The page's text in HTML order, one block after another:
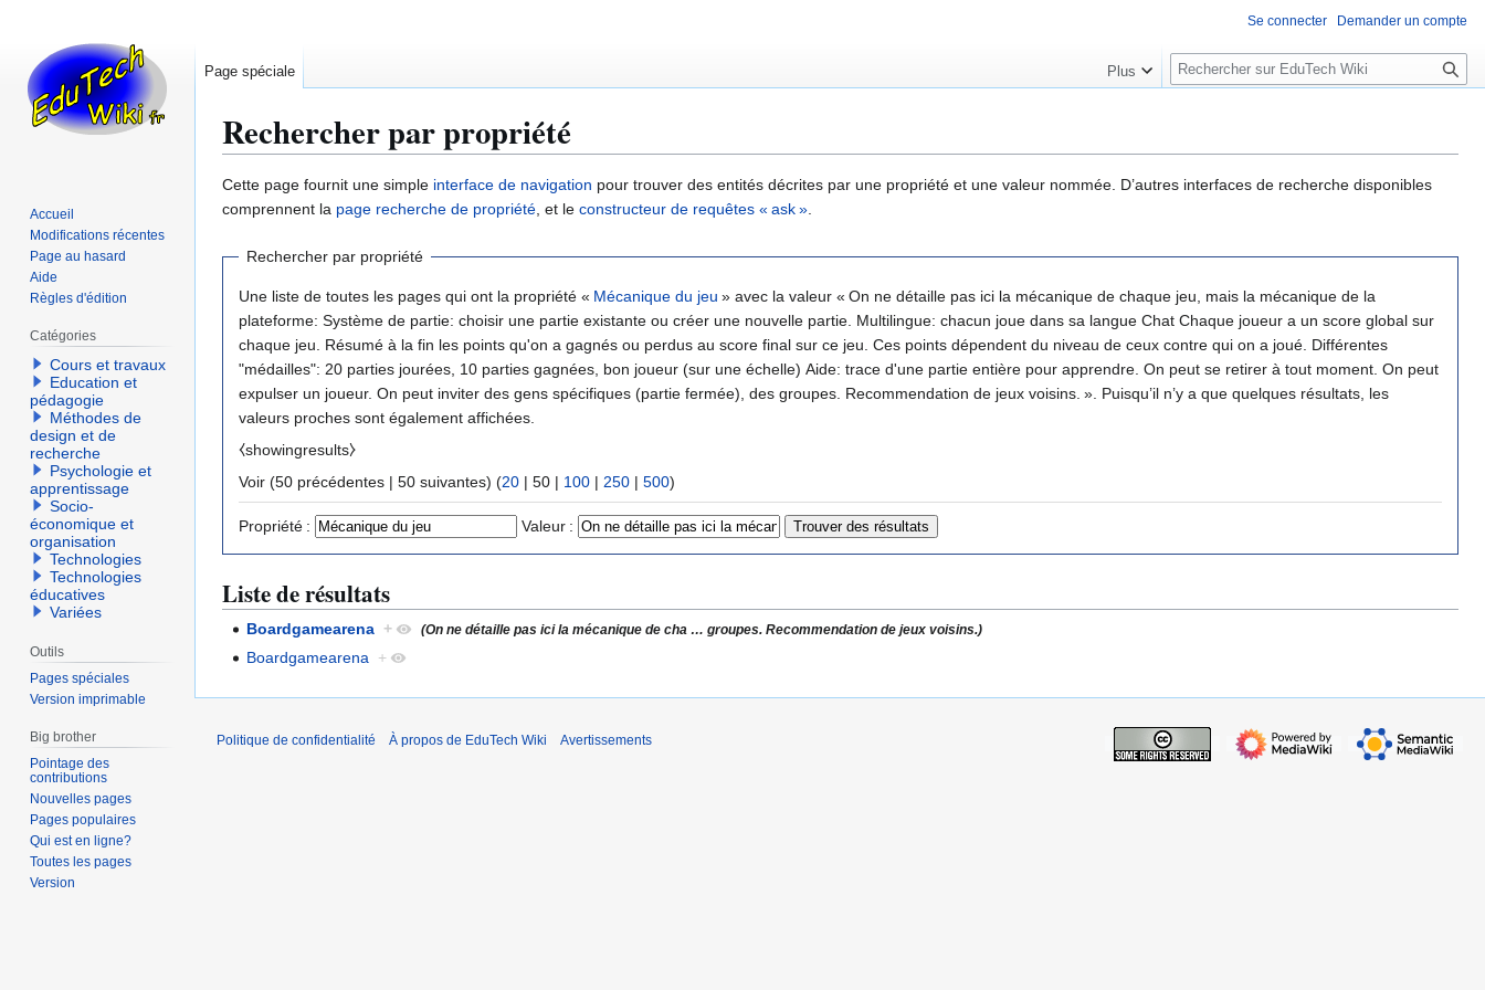
Rechercher par propriété
Aller
à
navigation
Aller
à
recherche
Cette page fournit une simple interface de navigation pour trouver des entités décrites par une propriété et une valeur nommée. D’autres interfaces de recherche disponibles
comprennent la page recherche de propriété, et le constructeur de requêtes « ask ».
Rechercher par propriété
Une liste de toutes les pages qui ont la propriété « Mécanique du jeu » avec la valeur « On ne détaille pas ici la mécanique de chaque jeu, mais la mécanique de la
plateforme: Système de partie: choisir une partie existante ou créer une nouvelle partie. Multilingue: chacun joue dans sa langue Chat Chaque joueur a un score global sur
chaque jeu. Résumé à la fin les points qu'on a gagnés ou perdus au score final sur ce jeu. Ces points dépendent du niveau de ceux contre qui on a joué. Différentes
"médailles": 20 parties jourées, 10 parties gagnées, bon joueur (sur une échelle) Aide: trace d'une partie entière pour apprendre. On peut se retirer à tout moment. On peut
expulser un joueur. On peut inviter des gens spécifiques (partie fermée), des groupes. Recommendation de jeux voisins. ». Puisqu’il n’y a que quelques résultats, les
valeurs proches sont également affichées.
⧼showingresults⧽
Voir (50 précédentes | 50 suivantes) (20 | 50 | 100 | 250 | 500)
Propriété : Valeur :
Liste de résultats
Boardgamearena + (On ne détaille pas ici la mécanique de cha …groupes. Recommendation de jeux voisins.)
Boardgamearena +
Se connecter Demander un compte
Page spéciale Plus
R
e
e
r
r
Accueil
Modifications récentes
Page au hasard
Aide
Règles d'édition
Catégories
Cours et travaux
Education et
pédagogie
Méthodes de
design et de
recherche
Psychologie et
apprentissage
Socio-
économique et
organisation
Technologies
Technologies
éducatives
Variées
Outils
Pages spéciales
Version imprimable
Big brother
Pointage des
contributions
Nouvelles pages
Pages populaires
Qui est en ligne?
Toutes les pages
Version
Politique de confidentialité À propos de EduTech Wiki Avertissements